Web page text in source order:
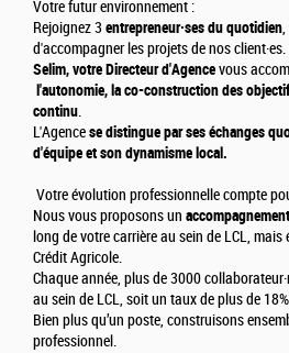
Votre futur environnement :
Rejoignez 3 entrepreneur·ses du quotidien,
d'accompagner les projets de nos client·es.
Selim, votre Directeur d'Agencevous
l'autonomie, la co-construction des
continu.
L'Agencese distingue par ses échanges
d'équipe et son dynamisme local.
Votre évolution professionnelle compte
Nous vous proposons un accompagnement
long de votre carrière au sein de LCL,
Crédit Agricole.
Chaque année, plus de 3000
au sein de LCL, soit un taux de plus de
Bien plus qu’un poste, construisons
professionnel.